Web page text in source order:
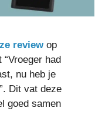
review op
had
nu heb je
Dit vat deze
goed samen